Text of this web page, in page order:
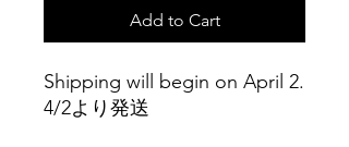
Add to Cart
Shipping will begin on April 2.
4/2より発送